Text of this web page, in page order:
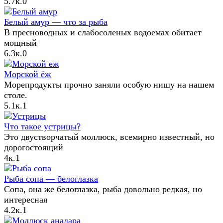
Белый амур — что за рыба
В пресноводных и слабосоленых водоемах обитает
мощный
6.3к.0
Морской ёж
Морепродукты прочно заняли особую нишу на нашем
столе.
5.1к.1
Что такое устрицы?
Это двустворчатый моллюск, всемирно известный, но
дорогостоящий
4к.1
Рыба сопа — белоглазка
Сопа, она же белоглазка, рыба довольно редкая, но
интересная
4.2к.1